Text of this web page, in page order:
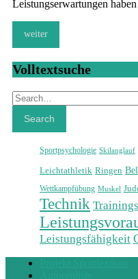
Leistungserwartungen
weiter
Volltextsuche
Search
Search
Sportpsychologie Skilanglauf
Leichtathletik Ringen
Wettkampfübung Muskel
Technik
Leistungsfähigkeit